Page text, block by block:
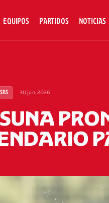
EQUIPOS PARTIDOS NOTICIAS
30 jun. 2026